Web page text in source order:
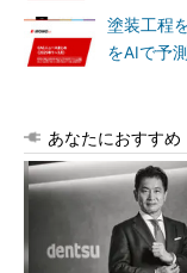
塗装工程
をAIで予測
あなたにおすすめ